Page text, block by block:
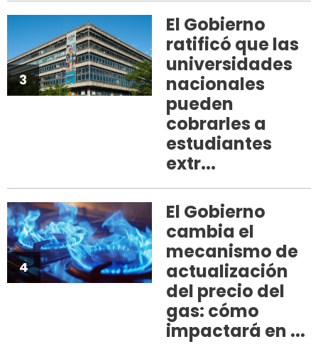
3
El Gobierno
ratificó que las
universidades
nacionales
pueden
cobrarles a
estudiantes
extr...
4
El Gobierno
cambia el
mecanismo de
actualización
del precio del
gas: cómo
impactará en ...